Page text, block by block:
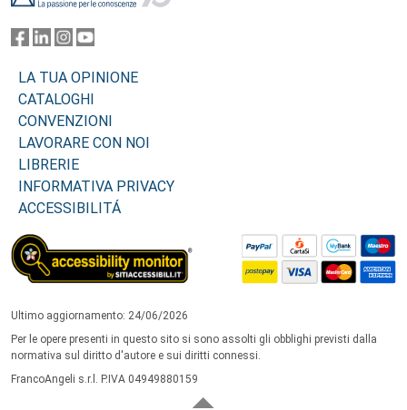
LA TUA OPINIONE
CATALOGHI
CONVENZIONI
LAVORARE CON NOI
LIBRERIE
INFORMATIVA PRIVACY
ACCESSIBILITÁ
Ultimo aggiornamento: 24/06/2026
Per le opere presenti in questo sito si sono assolti gli obblighi previsti dalla
normativa sul diritto d'autore e sui diritti connessi.
FrancoAngeli s.r.l. P.IVA 04949880159